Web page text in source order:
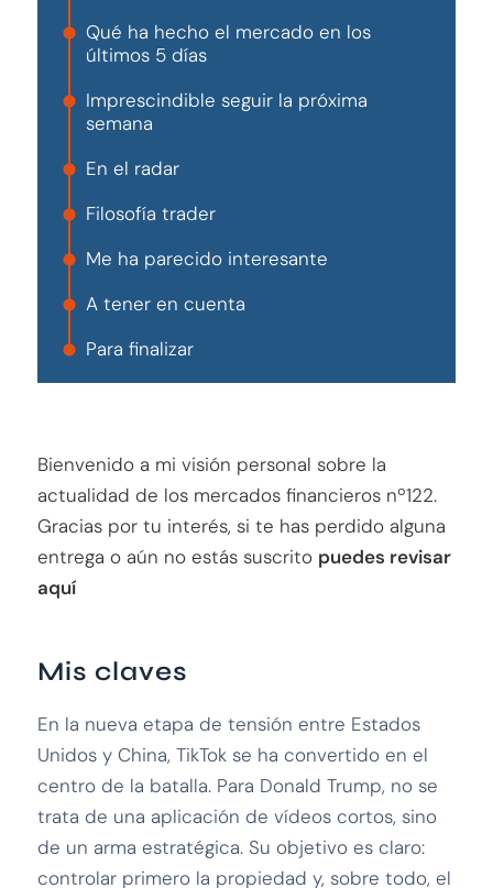
Qué ha hecho el mercado en los
últimos 5 días
Imprescindible seguir la próxima
semana
En el radar
Filosofía trader
Me ha parecido interesante
A tener en cuenta
Para finalizar
Bienvenido a mi visión personal sobre la
actualidad de los mercados financieros nº122.
Gracias por tu interés, si te has perdido alguna
entrega o aún no estás suscrito puedes revisar
aquí
Mis claves
En la nueva etapa de tensión entre Estados
Unidos y China, TikTok se ha convertido en el
centro de la batalla. Para Donald Trump, no se
trata de una aplicación de vídeos cortos, sino
de un arma estratégica. Su objetivo es claro:
controlar primero la propiedad y, sobre todo, el